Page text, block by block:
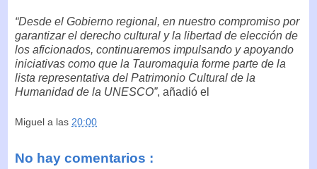
“Desde el Gobierno regional, en nuestro compromiso por
garantizar el derecho cultural y la libertad de elección de
los aficionados, continuaremos impulsando y apoyando
iniciativas como que la Tauromaquia forme parte de la
lista representativa del Patrimonio Cultural de la
Humanidad de la UNESCO”, añadió el
Miguel a las 20:00
No hay comentarios :